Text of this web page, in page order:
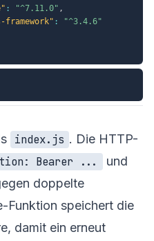
: "^7.11.0" ,
framework" :
"^3.4.6"
index.js . Die HTTP-
Bearer ...
und
doppelte
Funktion speichert die
damit ein erneut